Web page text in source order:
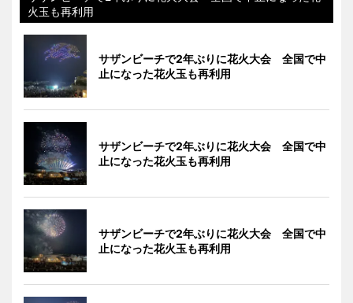
火玉も再利用
サザンビーチで2年ぶりに花火大会 全国で中
止になった花火玉も再利用
サザンビーチで2年ぶりに花火大会 全国で中
止になった花火玉も再利用
サザンビーチで2年ぶりに花火大会 全国で中
止になった花火玉も再利用